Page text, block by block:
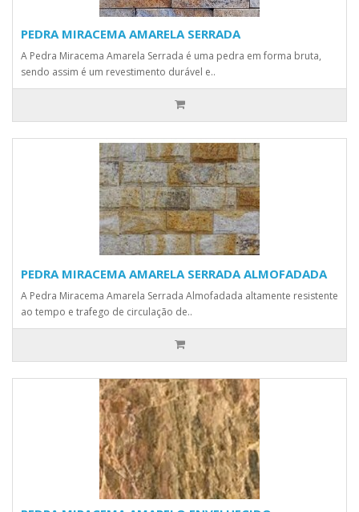
PEDRA MIRACEMA AMARELA SERRADA
A Pedra Miracema Amarela Serrada é uma pedra em forma bruta,
sendo assim é um revestimento durável e..
PEDRA MIRACEMA AMARELA SERRADA ALMOFADADA
A Pedra Miracema Amarela Serrada Almofadada altamente resistente
ao tempo e trafego de circulação de..